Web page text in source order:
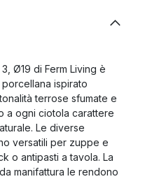
Ø19 di Ferm Living è
ispirato
terrose sfumate e
a ogni ciotola carattere
Le diverse
versatili per zuppe e
o antipasti a tavola. La
manifattura le rendono